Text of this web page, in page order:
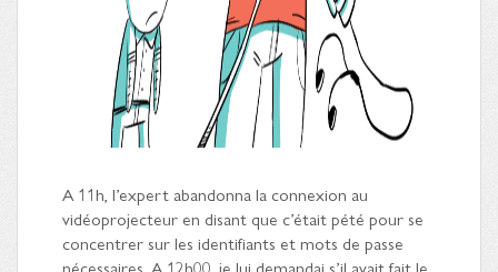
A 11h, l’expert abandonna la connexion au
vidéoprojecteur en disant que c’était pété pour se
concentrer sur les identifiants et mots de passe